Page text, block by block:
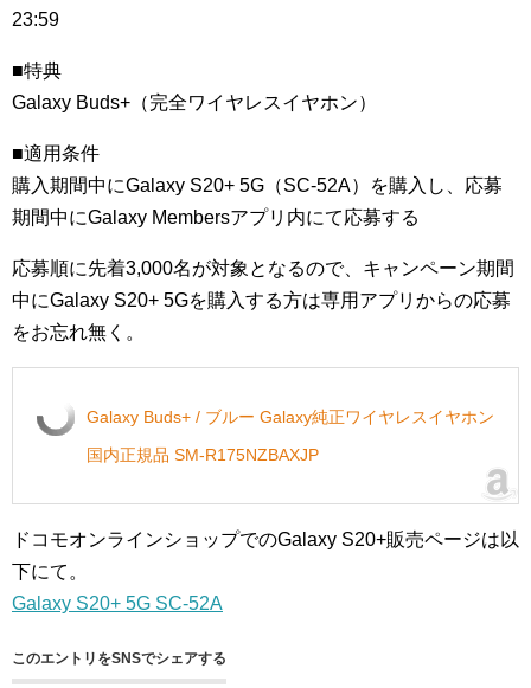
23:59
■特典
Galaxy Buds+（完全ワイヤレスイヤホン）
■適用条件
購入期間中にGalaxy S20+ 5G（SC-52A）を購入し、応募
期間中にGalaxy Membersアプリ内にて応募する
応募順に先着3,000名が対象となるので、キャンペーン期間
中にGalaxy S20+ 5Gを購入する方は専用アプリからの応募
をお忘れ無く。
Galaxy Buds+ / ブルー Galaxy純正ワイヤレスイヤホン
国内正規品 SM-R175NZBAXJP
ドコモオンラインショップでのGalaxy S20+販売ページは以
下にて。
Galaxy S20+ 5G SC-52A
このエントリをSNSでシェアする